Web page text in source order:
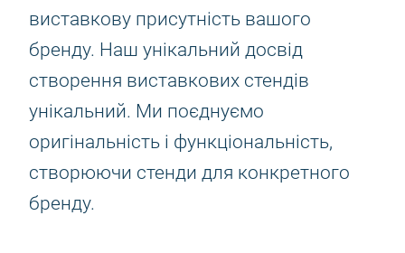
виставкову присутність вашого
бренду. Наш унікальний досвід
створення виставкових стендів
унікальний. Ми поєднуємо
оригінальність і функціональність,
створюючи стенди для конкретного
бренду.